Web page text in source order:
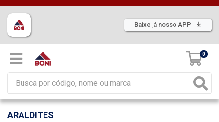
Baixe já nosso APP
0
ARALDITES